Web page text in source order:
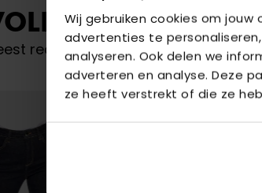
Wij gebruiken cookies om
advertenties te
analyseren. Ook delen we
adverteren en analyse. Deze
ze heeft verstrekt of die ze
VOOR JOU
recente jeans van Only
2voor€85